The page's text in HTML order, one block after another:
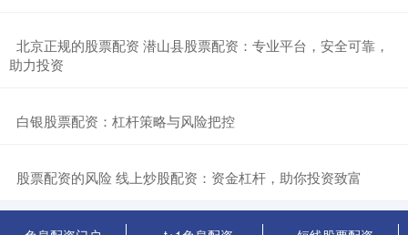
​北京正规的股票配资 潜山县股票配资：专业平台，安全可靠，
助力投资
​白银股票配资：杠杆策略与风险把控
​股票配资的风险 线上炒股配资：资金杠杆，助你投资致富